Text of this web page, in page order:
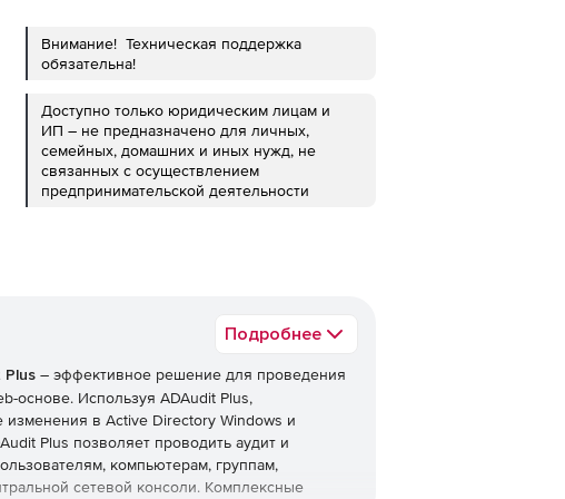
Внимание! Техническая поддержка
обязательна!
Доступно только юридическим лицам и
ИП – не предназначено для личных,
семейных, домашних и иных нужд, не
связанных с осуществлением
предпринимательской деятельности
Подробнее
Plus – эффективное решение для проведения
основе. Используя ADAudit Plus,
изменения в Active Directory Windows и
Plus позволяет проводить аудит и
компьютерам, группам,
сетевой консоли. Комплексные